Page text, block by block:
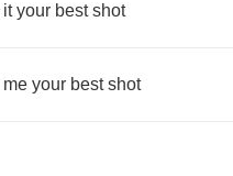
it your best shot
me your best shot